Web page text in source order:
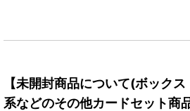
【未開封商品について(ボック
系などのその他カードセット商